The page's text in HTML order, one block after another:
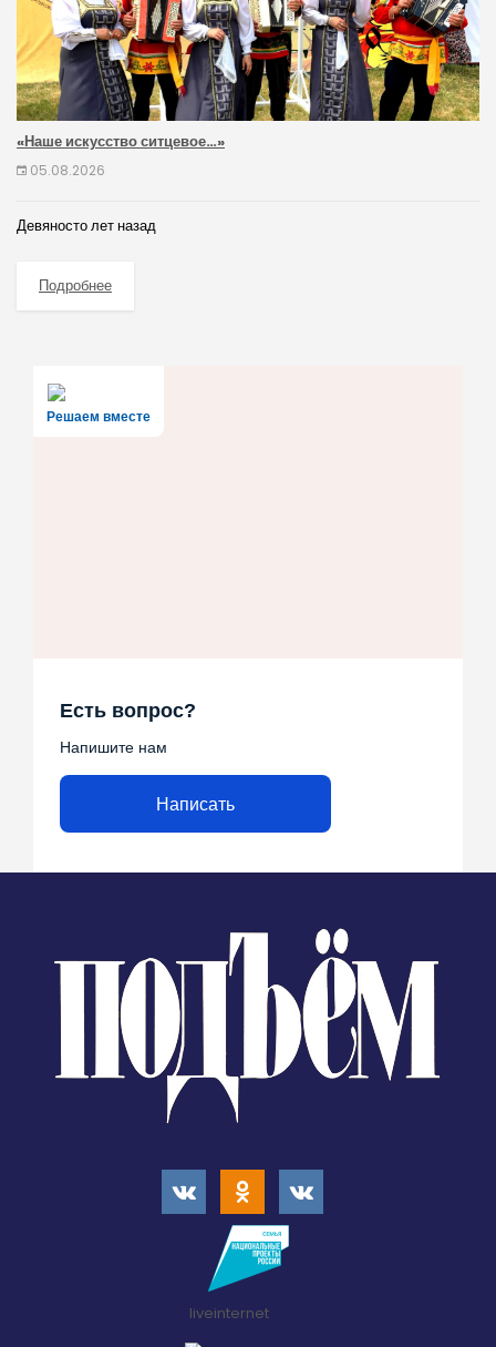
«Наше искусство ситцевое…»
05.08.2026
Девяносто лет назад
Подробнее
Решаем вместе
Есть вопрос?
Напишите нам
Написать
liveinternet